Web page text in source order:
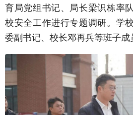
育局党组书记、局长梁识栋率
校安全工作进行专题调研。学
委副书记、校长邓再兵等班子成